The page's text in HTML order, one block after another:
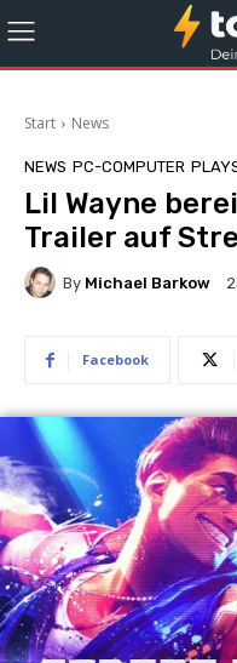
Start News
NEWS PC-COMPUTER
Lil Wayne
Trailer auf
By Michael Barkow
Facebook